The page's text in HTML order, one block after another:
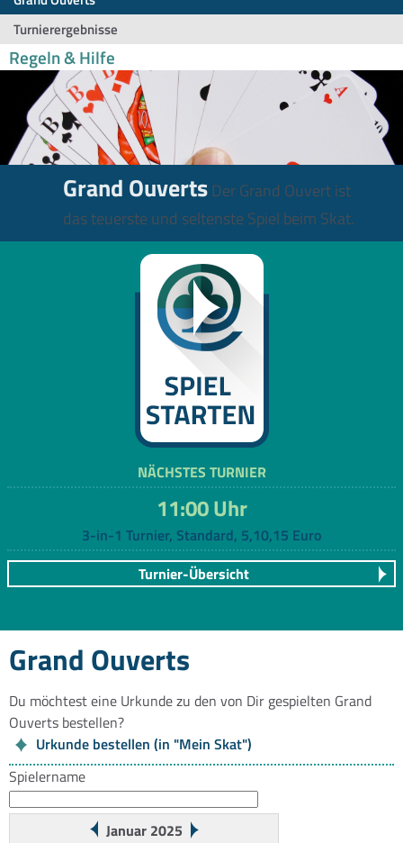
Turnierergebnisse
Regeln & Hilfe
Grand OuvertsDer Grand Ouvert ist
das teuerste und seltenste Spiel beim Skat.
NÄCHSTES TURNIER
11:00 Uhr
3-in-1 Turnier, Standard, 5,10,15 Euro
Turnier-Übersicht
Grand Ouverts
Du möchtest eine Urkunde zu den von Dir gespielten Grand
Ouverts bestellen?
Urkunde bestellen (in "Mein Skat")
Spielername
Januar 2025